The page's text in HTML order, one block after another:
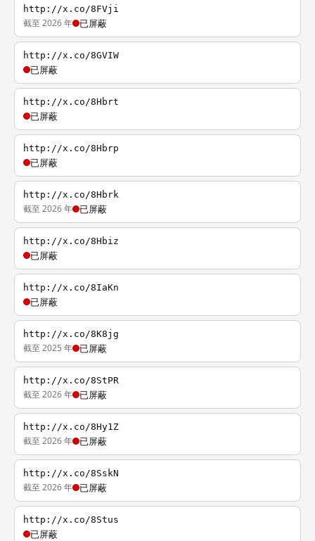
http://x.co/8FVji
截至 2026 年 已屏蔽
http://x.co/8GVIW
已屏蔽
http://x.co/8Hbrt
已屏蔽
http://x.co/8Hbrp
已屏蔽
http://x.co/8Hbrk
截至 2026 年 已屏蔽
http://x.co/8Hbiz
已屏蔽
http://x.co/8IaKn
已屏蔽
http://x.co/8K8jg
截至 2025 年 已屏蔽
http://x.co/8StPR
截至 2026 年 已屏蔽
http://x.co/8Hy1Z
截至 2026 年 已屏蔽
http://x.co/8SskN
截至 2026 年 已屏蔽
http://x.co/8Stus
已屏蔽